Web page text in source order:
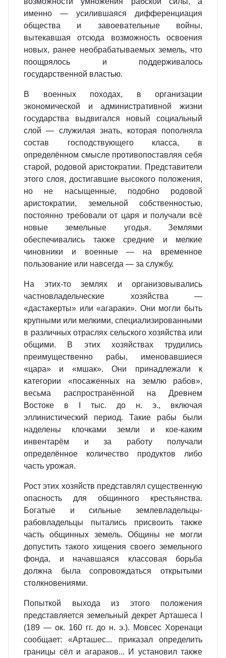
именно — усилившаяся дифференциация
общества и завоевательные войны,
вытекавшая отсюда возможность освоения
новых, ранее необрабатываемых земель, что
поощрялось и поддерживалось
государственной властью.
В военных походах, в организации
экономической и административной жизни
государства выдвигался новый социальный
слой — служилая знать, которая пополняла
состав господствующего класса, в
определённом смысле противопоставляя себя
старой, родовой аристократии. Представители
этого слоя, достигавшие высокого положения,
но не насыщенные, подобно родовой
аристократии, земельной собственностью,
постоянно требовали от царя и получали всё
новые земельные угодья. Землями
обеспечивались также средние и мелкие
чиновники и военные — на временное
пользование или навсегда — за службу.
На этих‐то землях и организовывались
частновладельческие хозяйства —
«дастакерты» или «агараки». Они могли быть
крупными или мелкими, специализированными
в различных отраслях сельского хозяйства или
общими. В этих хозяйствах трудились
преимущественно рабы, именовавшиеся
«цара» и «мшак». Они принадлежали к
категории «посаженных на землю рабов»,
весьма распространённой на Древнем
Востоке в I тыс. до н. э., включая
эллинистический период. Такие рабы были
наделены клочками земли и кое‐каким
инвентарём и за работу получали
определённое количество продуктов либо
часть урожая.
Рост этих хозяйств представлял существенную
опасность для общинного крестьянства.
Богатые и сильные землевладельцы‐
рабовладельцы пытались присвоить также
часть общинных земель. Общины не могли
допустить такого хищения своего земельного
фонда, и начавшаяся классовая борьба
должна была сопровождаться открытыми
столкновениями.
Попыткой выхода из этого положения
представляется земельный декрет Арташеса I
(189 — ок. 160 гг. до н. э.). Мовсес Хоренаци
сообщает: «Арташес... приказал определить
границы сёл и агараков... И установил также